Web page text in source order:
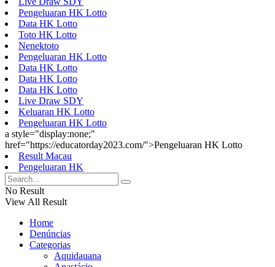
Pengeluaran HK Lotto
Data HK Lotto
Toto HK Lotto
Nenektoto
Pengeluaran HK Lotto
Data HK Lotto
Data HK Lotto
Data HK Lotto
Live Draw SDY
Keluaran HK Lotto
Pengeluaran HK Lotto
a style="display:none;"
href="https://educatorday2023.com/">Pengeluaran HK Lotto
Result Macau
Pengeluaran HK
No Result
View All Result
Home
Denúncias
Categorias
Aquidauana